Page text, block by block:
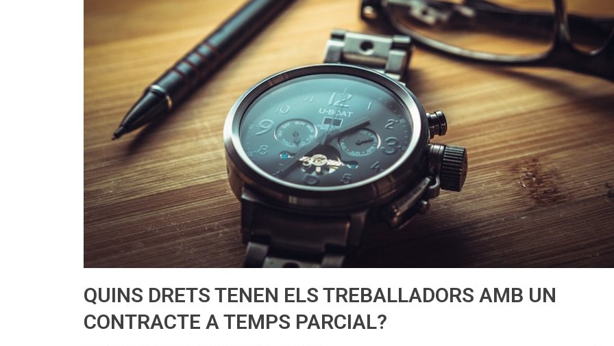
QUINS DRETS TENEN ELS TREBALLADORS AMB UN
CONTRACTE A TEMPS PARCIAL?